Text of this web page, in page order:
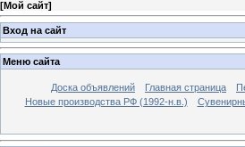
[Мой сайт]
Вход на сайт
Меню сайта
Доска объявлений Главная страница
Новые производства РФ (1992-н.в.)